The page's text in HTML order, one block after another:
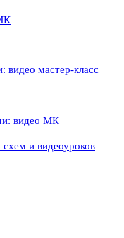
видео мастер-класс
видео МК
и видеоуроков